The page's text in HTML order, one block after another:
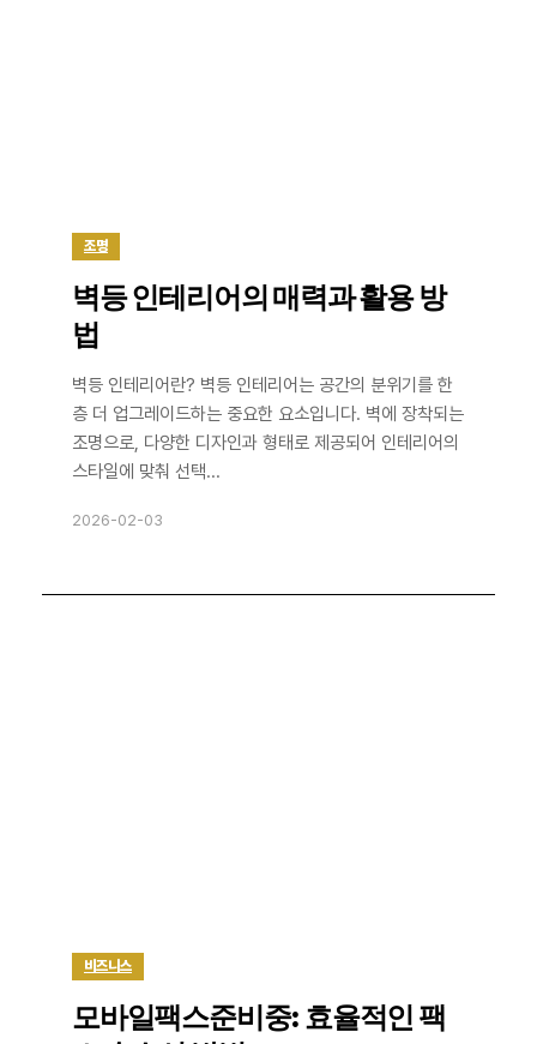
조명
벽등 인테리어의 매력과 활용 방
법
벽등 인테리어란? 벽등 인테리어는 공간의 분위기를 한
층 더 업그레이드하는 중요한 요소입니다. 벽에 장착되는
조명으로, 다양한 디자인과 형태로 제공되어 인테리어의
스타일에 맞춰 선택...
2026-02-03
비즈니스
모바일팩스준비중: 효율적인 팩